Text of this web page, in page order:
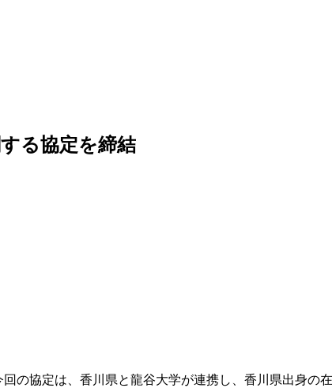
る協定を締結
の協定は、香川県と龍谷大学が連携し、香川県出身の